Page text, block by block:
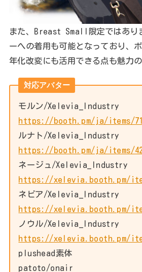
また、Breast Small限定ではあり
ーへの着用も可能となっており、
年化改変にも活用できる点も魅力の
対応アバター
モルン/Xelevia_Industry
https://booth.pm/ja/items/
ルナト/Xelevia_Industry
https://booth.pm/ja/items/
ネージュ/Xelevia_Industry
https://xelevia.booth.pm/
ネビア/Xelevia_Industry
https://xelevia.booth.pm/
ノウル/Xelevia_Industry
https://xelevia.booth.pm/
plushead素体
patoto/onair